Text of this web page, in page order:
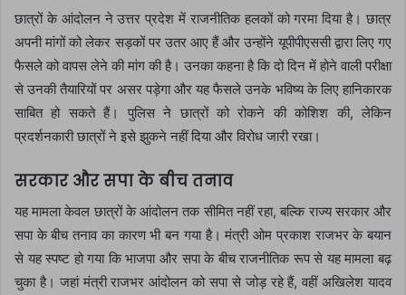
छात्रों के आंदोलन ने उत्तर प्रदेश में राजनीतिक हलकों को गरमा दिया है। छात्र
अपनी मांगों को लेकर सड़कों पर उतर आए हैं और उन्होंने यूपीपीएससी द्वारा लिए गए
फैसले को वापस लेने की मांग की है। उनका कहना है कि दो दिन में होने वाली परीक्षा
से उनकी तैयारियों पर असर पड़ेगा और यह फैसले उनके भविष्य के लिए हानिकारक
साबित हो सकते हैं। पुलिस ने छात्रों को रोकने की कोशिश की, लेकिन
प्रदर्शनकारी छात्रों ने इसे झुकने नहीं दिया और विरोध जारी रखा।
सरकार और सपा के बीच तनाव
यह मामला केवल छात्रों के आंदोलन तक सीमित नहीं रहा, बल्कि राज्य सरकार और
सपा के बीच तनाव का कारण भी बन गया है। मंत्री ओम प्रकाश राजभर के बयान
से यह स्पष्ट हो गया कि भाजपा और सपा के बीच राजनीतिक रूप से यह मामला बढ़
चुका है। जहां मंत्री राजभर आंदोलन को सपा से जोड़ रहे हैं, वहीं अखिलेश यादव